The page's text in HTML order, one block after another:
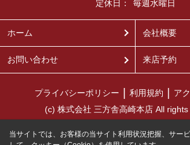
定休日：
毎週水曜日
ホーム 会社概要
お問い合わせ 来店予約
プライバシーポリシー 利用規約
ア
(c) 株式会社 三方舎高崎本店 All
当サイトでは、お客様の当サイト利用状況把握、サー